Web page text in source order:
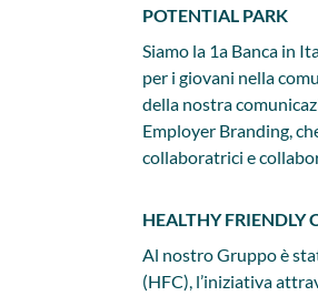
POTENTIAL PARK
Siamo la 1a Banca in
per i giovani nella
della nostra
Employer Branding,
collaboratrici e
HEALTHY FRIENDLY
Al nostro Gruppo è
(HFC), l’iniziativa